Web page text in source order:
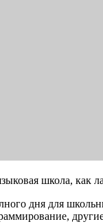
школа, как
дня для